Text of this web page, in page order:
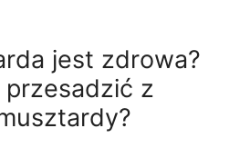
jest zdrowa?
z